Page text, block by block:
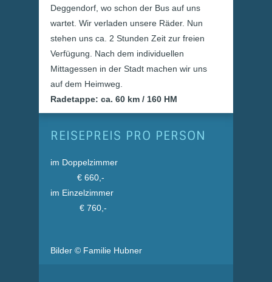
Deggendorf, wo schon der Bus auf uns
wartet. Wir verladen unsere Räder. Nun
stehen uns ca. 2 Stunden Zeit zur freien
Verfügung. Nach dem individuellen
Mittagessen in der Stadt machen wir uns
auf dem Heimweg.
Radetappe: ca. 60 km / 160 HM
REISEPREIS PRO PERSON
im Doppelzimmer
€ 660,-
im Einzelzimmer
€ 760,-
Bilder © Familie Hubner